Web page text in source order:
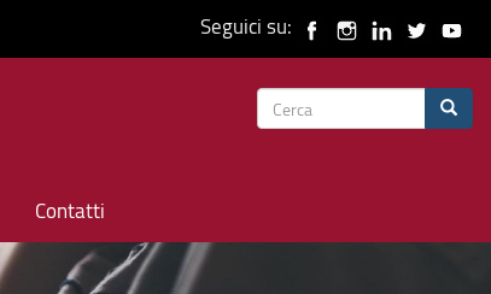
Seguici su:
Form
Contatti